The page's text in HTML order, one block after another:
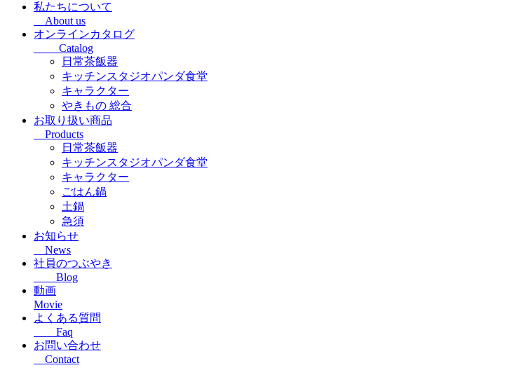
私たちについて
About us
オンラインカタログ
Catalog
日常茶飯器
キッチンスタジオパンダ食堂
キャラクター
やきもの 総合
お取り扱い商品
Products
日常茶飯器
キッチンスタジオパンダ食堂
キャラクター
ごはん鍋
土鍋
急須
お知らせ
News
社員のつぶやき
Blog
動画
Movie
よくある質問
Faq
お問い合わせ
Contact